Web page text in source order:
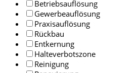
Betriebsauflösung
Gewerbeauflösung
Praxisauflösung
Rückbau
Entkernung
Halteverbotszone
Reinigung